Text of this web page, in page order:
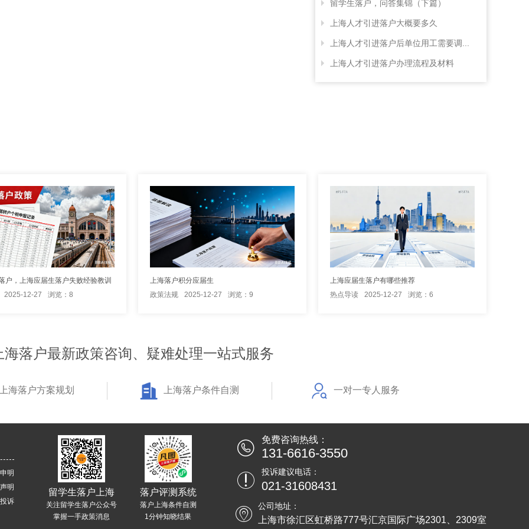
留学生落户，问答集锦（下篇）
上海人才引进落户大概要多久
上海人才引进落户后单位用工需要调...
上海人才引进落户办理流程及材料
户，上海应届生落户失败经验教训
2025-12-27
浏览：8
上海落户积分应届生
政策法规
2025-12-27 浏览：9
上海应届生落户有哪些推荐
热点导读
2025-12-27 浏览：6
海落户最新政策咨询、疑难处理一站式服务
海落户方案规划 上海落户条件自测 一对一专人服务
明
明
诉
留学生落户上海
关注留学生落户公众号
掌握一手政策消息
落户评测系统
落户上海条件自测
1分钟知晓结果
免费咨询热线：
131-6616-3550
投诉建议电话：
021-31608431
公司地址：
上海市徐汇区虹桥路777号汇京国际广场2301、2309室